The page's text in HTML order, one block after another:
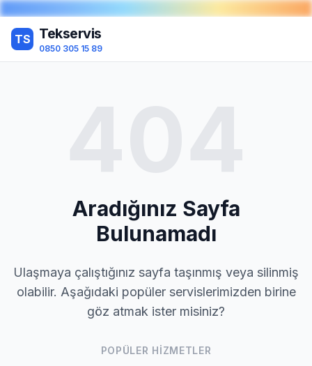
TS Tekservis
0850 305 15 89
Aradığınız Sayfa
Bulunamadı
Ulaşmaya çalıştığınız sayfa taşınmış veya silinmiş
olabilir. Aşağıdaki popüler servislerimizden birine
göz atmak ister misiniz?
POPÜLER HIZMETLER